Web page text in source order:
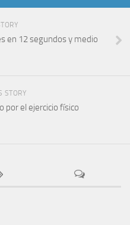
en 12 segundos y medio
STORY
por el ejercicio físico